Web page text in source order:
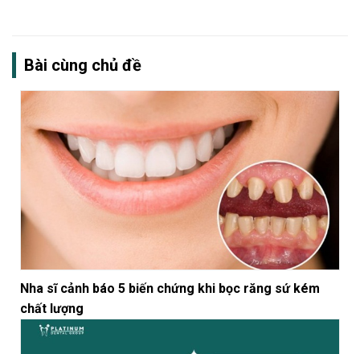
Bài cùng chủ đề
Nha sĩ cảnh báo 5 biến chứng khi bọc răng sứ kém
chất lượng